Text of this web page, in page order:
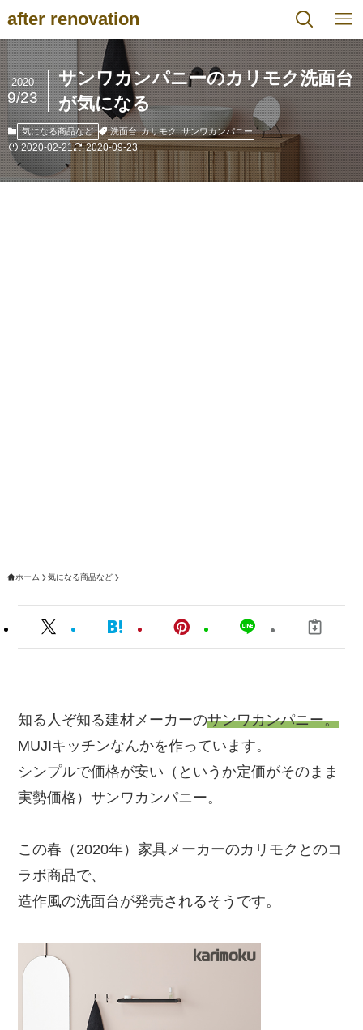
after renovation
サンワカンパニーのカリモク洗面台
が気になる
2020
9/23
気になる商品など 洗面台 カリモク サンワカンパニー
2020-02-21 2020-09-23
ホーム 気になる商品など
知る人ぞ知る建材メーカーのサンワカンパニー。
MUJIキッチンなんかを作っています。
シンプルで価格が安い（というか定価がそのまま
実勢価格）サンワカンパニー。
この春（2020年）家具メーカーのカリモクとのコ
ラボ商品で、
造作風の洗面台が発売されるそうです。